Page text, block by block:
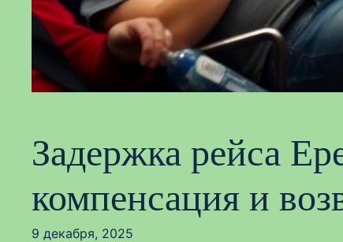
Задержка рейса
компенсация и
9 декабря, 2025